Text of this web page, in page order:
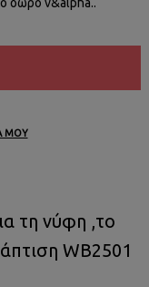
δώρο ν&alpha..
ΜΟΥ
τη νύφη ,το
WB2501